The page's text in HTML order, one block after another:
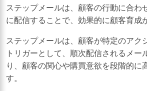
ステップメールは、顧客の行動に合わ
に配信することで、効果的に顧客育成
ステップメールは、顧客が特定のアク
トリガーとして、順次配信されるメー
り、顧客の関心や購買意欲を段階的に
す。